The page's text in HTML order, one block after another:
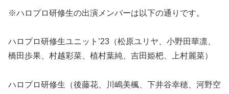
※ハロプロ研修生の出演メンバーは以下の通りです。
ハロプロ研修生ユニット’23（松原ユリヤ、小野田華凛、
橋田歩果、村越彩菜、植村葉純、吉田姫杷、上村麗菜）
ハロプロ研修生（後藤花、川嶋美楓、下井谷幸穂、河野空